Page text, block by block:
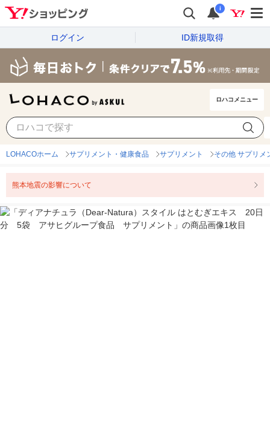
i
ログイン ID新規取得
ロハコメニュー
LOHACOホーム サプリメント・健康食品 サプリメント その他 サプリメ
熊本地震の影響について